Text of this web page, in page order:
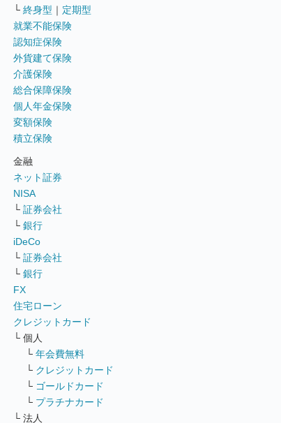
└ 終身型 ｜ 定期型
就業不能保険
認知症保険
外貨建て保険
介護保険
総合保障保険
個人年金保険
変額保険
積立保険
金融
ネット証券
NISA
└ 証券会社
└ 銀行
iDeCo
└ 証券会社
└ 銀行
FX
住宅ローン
クレジットカード
└ 個人
└ 年会費無料
└ クレジットカード
└ ゴールドカード
└ プラチナカード
└ 法人